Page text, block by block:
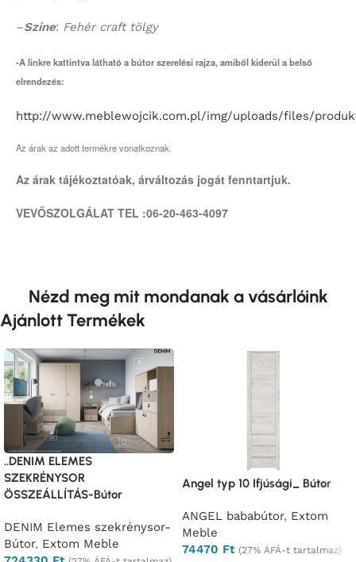
–Színe: Fehér craft tölgy
-A linkre kattintva látható a bútor szerelési rajza, amiből kiderül a belső
elrendezés:
http://www.meblewojcik.com.pl/img/uploads/files/
Az árak az adott termékre vonatkoznak.
Az árak tájékoztatóak, árváltozás jogát fenntartjuk.
VEVŐSZOLGÁLAT TEL :06-20-463-4097
Nézd meg mit mondanak a vásárlóink
Ajánlott Termékek
..DENIM ELEMES
SZEKRÉNYSOR
ÖSSZEÁLLÍTÁS-Bútor
DENIM Elemes szekrénysor-
Bútor, Extom Meble
Angel typ 10 Ifjúsági_ Bútor
ANGEL bababútor, Extom
Meble
74470 Ft (27% ÁFÁ-t tartalmaz)